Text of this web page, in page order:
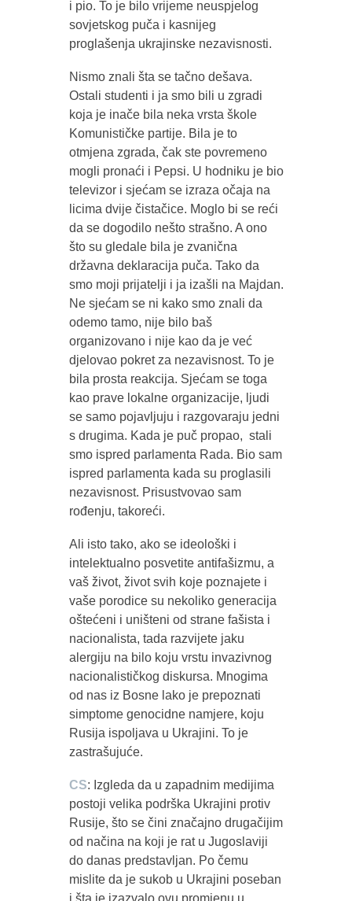
i pio. To je bilo vrijeme neuspjelog
sovjetskog puča i kasnijeg
proglašenja ukrajinske nezavisnosti.
Nismo znali šta se tačno dešava.
Ostali studenti i ja smo bili u zgradi
koja je inače bila neka vrsta škole
Komunističke partije. Bila je to
otmjena zgrada, čak ste povremeno
mogli pronaći i Pepsi. U hodniku je bio
televizor i sjećam se izraza očaja na
licima dvije čistačice. Moglo bi se reći
da se dogodilo nešto strašno. A ono
što su gledale bila je zvanična
državna deklaracija puča. Tako da
smo moji prijatelji i ja izašli na Majdan.
Ne sjećam se ni kako smo znali da
odemo tamo, nije bilo baš
organizovano i nije kao da je već
djelovao pokret za nezavisnost. To je
bila prosta reakcija. Sjećam se toga
kao prave lokalne organizacije, ljudi
se samo pojavljuju i razgovaraju jedni
s drugima. Kada je puč propao, stali
smo ispred parlamenta Rada. Bio sam
ispred parlamenta kada su proglasili
nezavisnost. Prisustvovao sam
rođenju, takoreći.
Ali isto tako, ako se ideološki i
intelektualno posvetite antifašizmu, a
vaš život, život svih koje poznajete i
vaše porodice su nekoliko generacija
oštećeni i uništeni od strane fašista i
nacionalista, tada razvijete jaku
alergiju na bilo koju vrstu invazivnog
nacionalističkog diskursa. Mnogima
od nas iz Bosne lako je prepoznati
simptome genocidne namjere, koju
Rusija ispoljava u Ukrajini. To je
zastrašujuće.
CS: Izgleda da u zapadnim medijima
postoji velika podrška Ukrajini protiv
Rusije, što se čini značajno drugačijim
od načina na koji je rat u Jugoslaviji
do danas predstavljan. Po čemu
mislite da je sukob u Ukrajini poseban
i šta je izazvalo ovu promjenu u